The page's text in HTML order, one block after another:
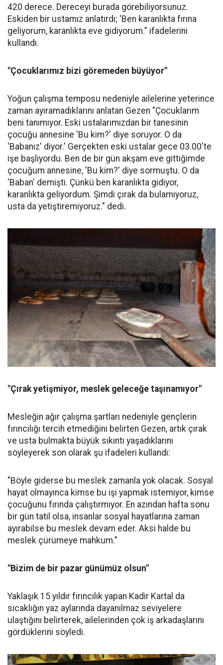
420 derece. Dereceyi burada görebiliyorsunuz.
Eskiden bir ustamız anlatırdı; 'Ben karanlıkta fırına
geliyorum, karanlıkta eve gidiyorum." ifadelerini
kullandı.
"Çocuklarımız bizi göremeden büyüyor"
Yoğun çalışma temposu nedeniyle ailelerine yeterince
zaman ayıramadıklarını anlatan Gezen "Çocuklarım
beni tanımıyor. Eski ustalarımızdan bir tanesinin
çocuğu annesine 'Bu kim?' diye soruyor. O da
'Babanız' diyor.' Gerçekten eski ustalar gece 03.00'te
işe başlıyordu. Ben de bir gün akşam eve gittiğimde
çocuğum annesine, 'Bu kim?' diye sormuştu. O da
'Baban' demişti. Çünkü ben karanlıkta gidiyor,
karanlıkta geliyordum. Şimdi çırak da bulamıyoruz,
usta da yetiştiremiyoruz." dedi.
"Çırak yetişmiyor, meslek geleceğe taşınamıyor"
Mesleğin ağır çalışma şartları nedeniyle gençlerin
fırıncılığı tercih etmediğini belirten Gezen, artık çırak
ve usta bulmakta büyük sıkıntı yaşadıklarını
söyleyerek son olarak şu ifadeleri kullandı:
"Böyle giderse bu meslek zamanla yok olacak. Sosyal
hayat olmayınca kimse bu işi yapmak istemiyor, kimse
çocuğunu fırında çalıştırmıyor. En azından hafta sonu
bir gün tatil olsa, insanlar sosyal hayatlarına zaman
ayırabilse bu meslek devam eder. Aksi halde bu
meslek çürümeye mahkum."
"Bizim de bir pazar günümüz olsun"
Yaklaşık 15 yıldır fırıncılık yapan Kadir Kartal da
sıcaklığın yaz aylarında dayanılmaz seviyelere
ulaştığını belirterek, ailelerinden çok iş arkadaşlarını
gördüklerini söyledi.